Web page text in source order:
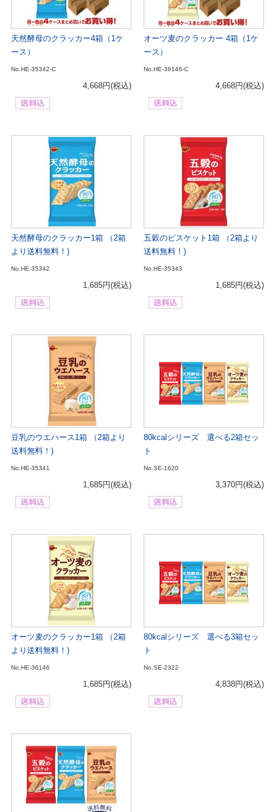
天然酵母のクラッカー4箱（1ケ
ース）
No.HE-35342-C
4,668円(税込)
オーツ麦のクラッカー 4箱（1ケ
ース）
No.HE-36146-C
4,668円(税込)
天然酵母のクラッカー1箱 （2箱
より送料無料！)
No.HE-35342
1,685円(税込)
五穀のビスケット1箱 （2箱より
送料無料！)
No.HE-35343
1,685円(税込)
豆乳のウエハース1箱 （2箱より
送料無料！)
No.HE-35341
1,685円(税込)
80kcalシリーズ 選べる2箱セッ
ト
No.SE-1620
3,370円(税込)
オーツ麦のクラッカー1箱 （2箱
より送料無料！)
No.HE-36146
1,685円(税込)
80kcalシリーズ 選べる3箱セッ
ト
No.SE-2322
4,838円(税込)